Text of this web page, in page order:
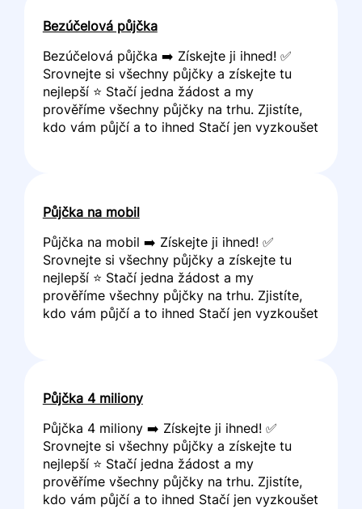
Bezúčelová půjčka
Bezúčelová půjčka ➡️ Získejte ji ihned! ✅
Srovnejte si všechny půjčky a získejte tu
nejlepší ⭐ Stačí jedna žádost a my
prověříme všechny půjčky na trhu. Zjistíte,
kdo vám půjčí a to ihned Stačí jen vyzkoušet
Půjčka na mobil
Půjčka na mobil ➡️ Získejte ji ihned! ✅
Srovnejte si všechny půjčky a získejte tu
nejlepší ⭐ Stačí jedna žádost a my
prověříme všechny půjčky na trhu. Zjistíte,
kdo vám půjčí a to ihned Stačí jen vyzkoušet
Půjčka 4 miliony
Půjčka 4 miliony ➡️ Získejte ji ihned! ✅
Srovnejte si všechny půjčky a získejte tu
nejlepší ⭐ Stačí jedna žádost a my
prověříme všechny půjčky na trhu. Zjistíte,
kdo vám půjčí a to ihned Stačí jen vyzkoušet